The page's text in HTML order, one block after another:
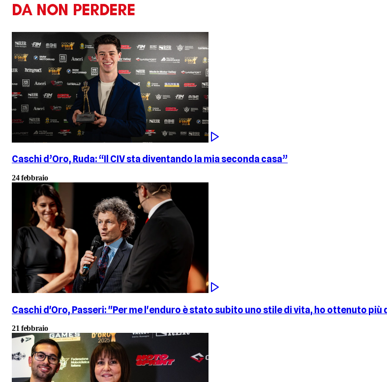
DA NON PERDERE
Caschi d’Oro, Ruda: “Il CIV sta diventando la mia seconda casa”
24 febbraio
Caschi d'Oro, Passeri: "Per me l'enduro è stato subito uno stile di vita, ho ottenuto
21 febbraio